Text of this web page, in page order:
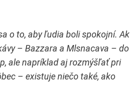
o to, aby ľudia boli spokojní. Ak
– Bazzara a Mlsnacava – do
ale napríklad aj rozmýšľať pri
– existuje niečo také, ako